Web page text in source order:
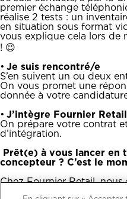
premier échange
réalise 2 tests : un
en situation sous format
vous explique cela lors de
! 😉
• Je suis rencontré/e
S’en suivent un ou deux
On vous promet une
donnée à votre
• J’intègre Fournier Retail
On prépare votre contrat
d’intégration.
Prêt(e) à vous lancer en
concepteur ? C’est le
Chez Fournier Retail,